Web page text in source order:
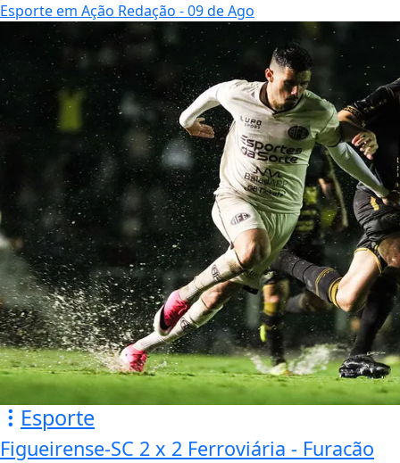
Esporte em Ação Redação - 09 de Ago
Esporte
Figueirense-SC 2 x 2 Ferroviária - Furacão